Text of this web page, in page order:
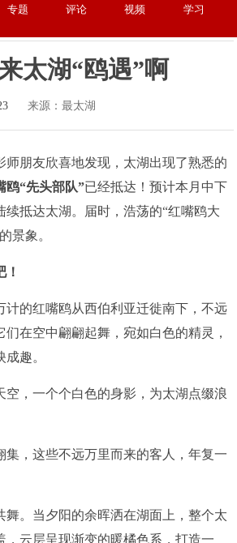
专题 评论 视频
学习
太湖“鸥遇”啊
来源：最太湖
朋友欣喜地发现，太湖出现了熟悉的
鸥“先头部队”已经抵达！预计本月中下
续抵达太湖。届时，浩荡的“红嘴鸥大
景象。
！
的红嘴鸥从西伯利亚迁徙南下，不远
在空中翩翩起舞，宛如白色的精灵，
趣。
，一个个白色的身影，为太湖点缀浪
，这些不远万里而来的客人，年复一
。当夕阳的余晖洒在湖面上，整个太
，云层呈现渐变的暖橘色系，打造一